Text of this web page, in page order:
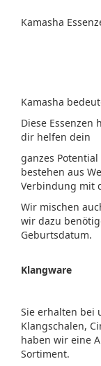
Kamasha
Kamasha
Diese
dir helfen dein
ganzes
bestehen aus
Verbindung mit
Wir mischen
wir dazu
Geburtsdatum.
Klangware
Sie erhalten bei
Klangschalen,
haben wir eine
Sortiment.